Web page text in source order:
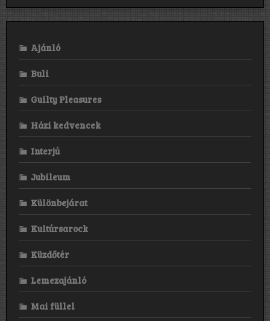
Ajánló
Buli
Guilty Pleasures
Házi kedvencek
Interjú
Jubileum
Különbejárat
Kultúrsarock
Küzdőtér
Lemezajánló
Mai füllel